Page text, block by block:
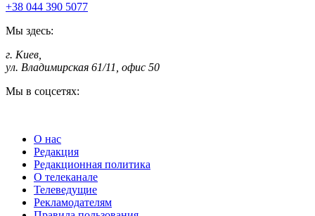
+38 044 390 5077
Мы здесь:
г. Киев
ул. Владимирская 61/11, офис 50
Мы в соцсетях:
О нас
Редакция
Редакционная политика
О телеканале
Телеведущие
Рекламодателям